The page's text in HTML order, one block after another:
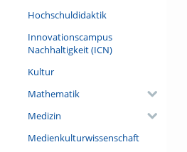
Hochschuldidaktik
Innovationscampus
Nachhaltigkeit (ICN)
Kultur
Mathematik
Medizin
Medienkulturwissenschaft